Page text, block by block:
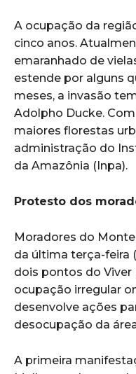
A ocupação da
cinco anos.
emaranhado de
estende por alguns
meses, a invasão
Adolpho Ducke.
maiores florestas
administração do
da Amazônia (Inpa).
Protesto dos
Moradores do
da última terça-feira
dois pontos do Viver
ocupação irregular
desenvolve ações
desocupação da
A primeira